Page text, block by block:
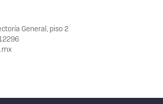
General, piso 2